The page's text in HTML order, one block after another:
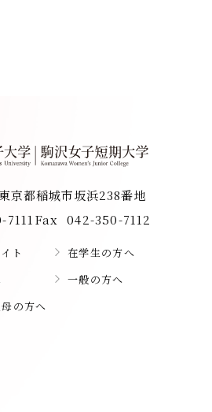
京都稲城市坂浜238番地
Fax 042-350-7112
ト
在学生の方へ
一般の方へ
の方へ